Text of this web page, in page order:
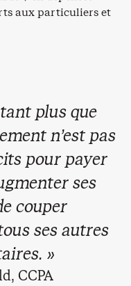
aux particuliers et
plus que
n’est pas
pour payer
ses
couper
ses autres
»
CCPA